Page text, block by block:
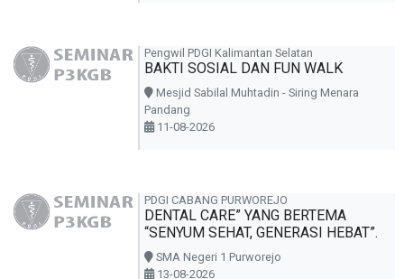
Pengwil PDGI Kalimantan Selatan
BAKTI SOSIAL DAN FUN WALK
Mesjid Sabilal Muhtadin - Siring Menara
Pandang
PDGI CABANG PURWOREJO
DENTAL CARE” YANG BERTEMA
“SENYUM SEHAT, GENERASI HEBAT”.